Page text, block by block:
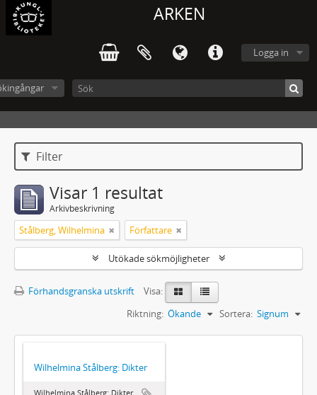
ARKEN
Logga in
Filter
Visar 1 resultat
Arkivbeskrivning
Stålberg, Wilhelmina Författare
Utökade sökmöjligheter
Förhandsgranska utskrift
Visa:
Sortera: Signum
Riktning: Ökande
Wilhelmina Stålberg: Dikter
Wilhelmina Stålberg: Dikter